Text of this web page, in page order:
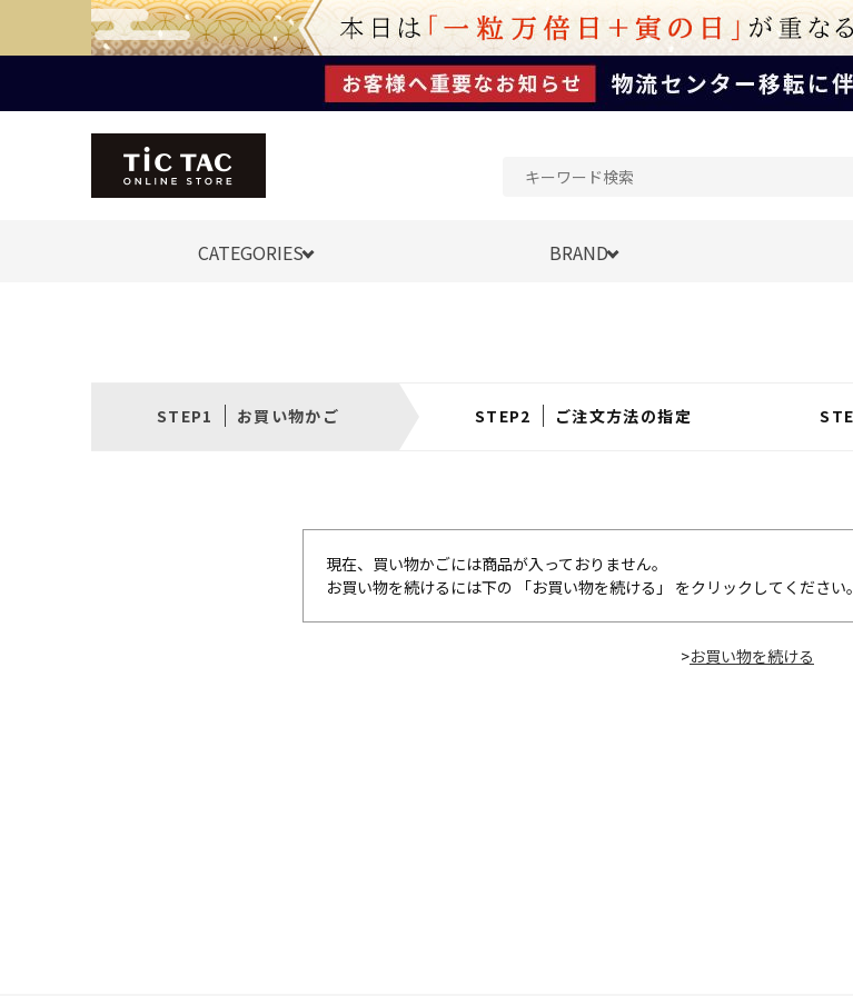
CATEGORIES BRAND
お買い物かご ご注文方法の指定
現在、買い物かごには商品が入っておりません。
お買い物を続けるには下の 「お買い物を続ける」 をクリックしてください。
>